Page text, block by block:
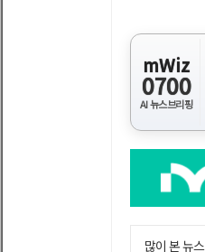
mWiz
0700
AI 뉴스브리핑
많이 본 뉴스